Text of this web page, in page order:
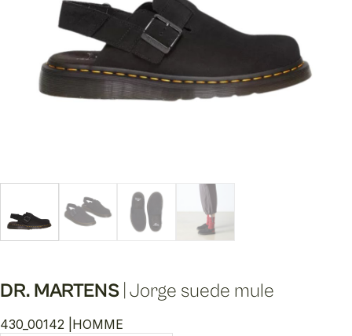
DR. MARTENS Jorge suede mule
430_00142 | HOMME